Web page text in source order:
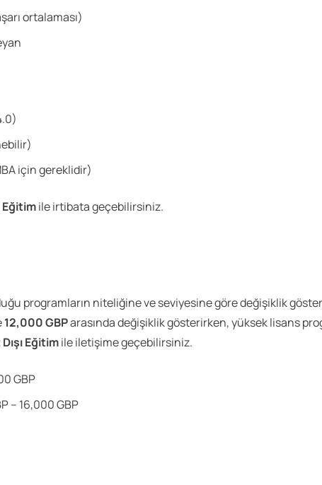
ortalaması)
için gereklidir)
Eğitimile irtibata geçebilirsiniz.
programların niteliğine ve seviyesine göre değişiklik
12,000 GBParasında değişiklik gösterirken, yüksek lisans
Eğitimile iletişime geçebilirsiniz.
GBP
– 16,000 GBP